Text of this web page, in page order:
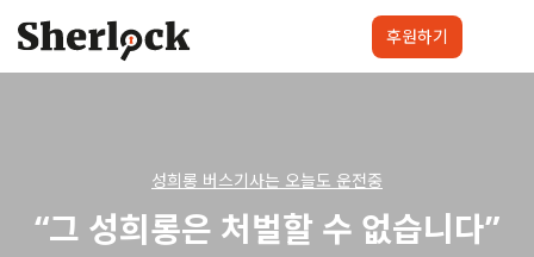
content
후원하기
성희롱 버스기사는 오늘도 운전중
“그 성희롱은 처벌할 수 없습니다”